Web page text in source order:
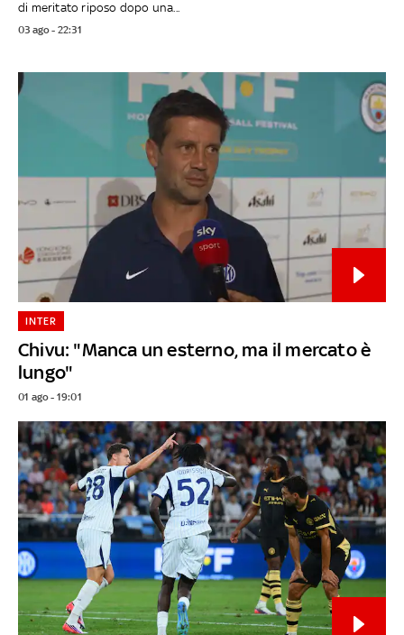
di meritato riposo dopo una...
03 ago - 22:31
Chivu: "Manca un esterno, ma il mercato è
lungo"
INTER
01 ago - 19:01